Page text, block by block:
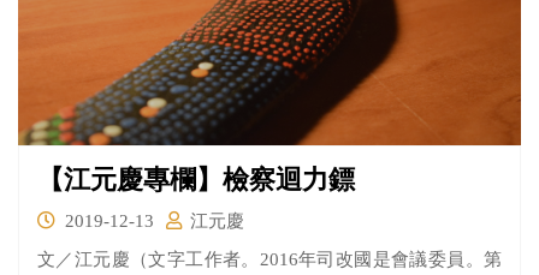
【江元慶專欄】檢察迴力鏢
2019-12-13
江元慶
文／江元慶（文字工作者。2016年司改國是會議委員。第